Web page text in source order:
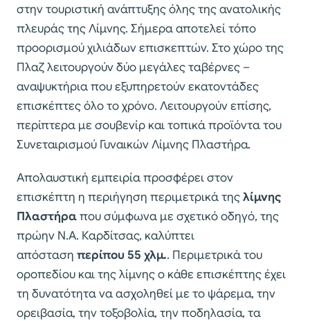
στην τουριστική ανάπτυξης όλης της ανατολικής
πλευράς της Λίμνης. Σήμερα αποτελεί τόπο
προορισμού χιλιάδων επισκεπτών. Στο χώρο της
Πλαζ λειτουργούν δύο μεγάλες ταβέρνες –
αναψυκτήρια που εξυπηρετούν εκατοντάδες
επισκέπτες όλο το χρόνο. Λειτουργούν επίσης,
περίπτερα με σουβενίρ και τοπικά προϊόντα του
Συνεταιρισμού Γυναικών Λίμνης Πλαστήρα.
Απολαυστική εμπειρία προσφέρει στον
επισκέπτη η περιήγηση περιμετρικά τηςλίμνης
Πλαστήραπου σύμφωνα με σχετικό οδηγό, της
πρώην Ν.Α. Καρδίτσας, καλύπτει
απόσταση περίπου 55 χλμ.. Περιμετρικά του
οροπεδίου και της λίμνης ο κάθε επισκέπτης έχει
τη δυνατότητα να ασχοληθεί με το ψάρεμα, την
ορειβασία, την τοξοβολία, την ποδηλασία, τα